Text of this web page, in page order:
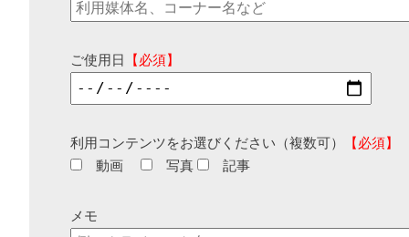
ご使用日 【必須】
利用コンテンツをお選びください（複数可）
【必須】
動画
写真 記事
メモ